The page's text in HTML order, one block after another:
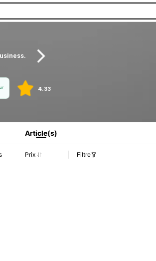
4.33
sur les ventes et le stock.
Article(s)
Prix Filtre